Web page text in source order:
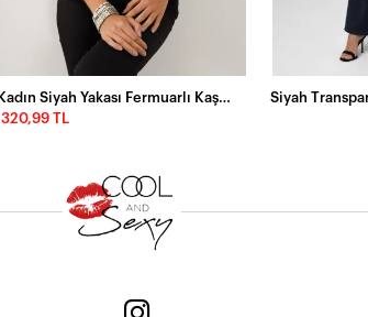
Kadın Siyah Yakası Fermuarlı Kaşkorse Bluz Yİ1953
320,99 TL